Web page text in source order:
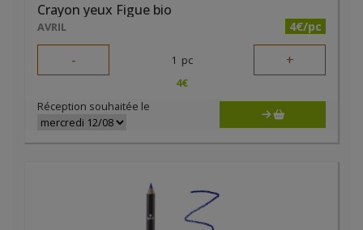
Crayon yeux Figue bio
AVRIL 4€/pc
- 1 pc +
4€
Réception souhaitée le